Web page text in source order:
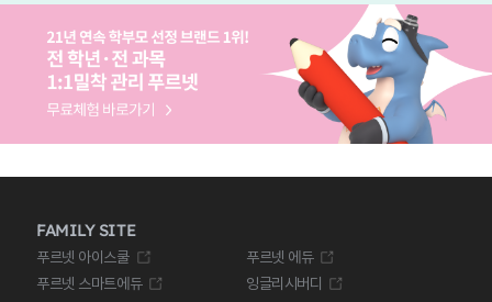
FAMILY SITE
푸르넷 아이스쿨
푸르넷 에듀
푸르넷 스마트에듀
잉글리시버디